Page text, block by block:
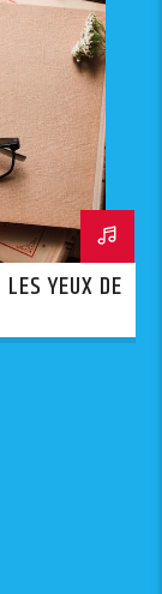
YEUX DE